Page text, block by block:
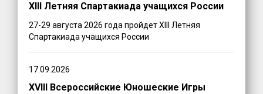
XIII Летняя Спартакиада учащихся России
27-29 августа 2026 года пройдет XIII Летняя
Спартакиада учащихся России
17.09.2026
XVIII Всероссийские Юношеские Игры